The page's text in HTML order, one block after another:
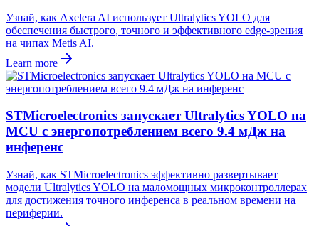
Узнай, как Axelera AI использует Ultralytics YOLO для
обеспечения быстрого, точного и эффективного edge-зрения
на чипах Metis AI.
Learn more
STMicroelectronics запускает Ultralytics YOLO на
MCU с энергопотреблением всего 9.4 мДж на
инференс
Узнай, как STMicroelectronics эффективно развертывает
модели Ultralytics YOLO на маломощных микроконтроллерах
для достижения точного инференса в реальном времени на
периферии.